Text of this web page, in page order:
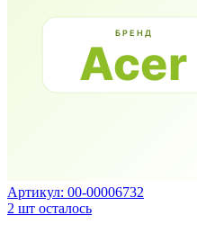
Артикул: 00-00006732
2 шт осталось